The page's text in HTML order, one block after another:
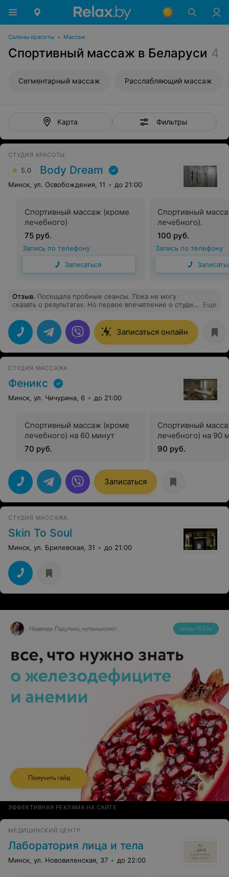
Салоны красоты • Массаж
Спортивный массаж в Беларуси 4
Сегментарный массаж Расслабляющий массаж
Карта Фильтры
СТУДИЯ КРАСОТЫ
5.0 Body Dream
Минск, ул. Освобождения, 11 до 21:00
Спортивный массаж (кроме
лечебного)
75 руб.
Запись по телефону
Записаться
Спортивный
лечебного).
100 руб.
Запись по телефону
Отзыв. Посещала пробные сеансы. Пока не могу
сказать о результатах. Но первое впечатление о студии
аккуратно. Расположена студия в центре города.
Мастер Юля приветливая, эмоционально настраивала
на процедуру, во время процедуры неоднократно
спрашивала какие зоны лучше проработать. Процедуру
выполнила на двух аппаратах хорошо
Еще
Записаться онлайн
СТУДИЯ МАССАЖА
Феникс
Минск, ул. Чичурина, 6 до 21:00
Спортивный массаж (кроме
лечебного) на 60 минут
70 руб.
Спортивный
лечебного) на 90
90 руб.
Записаться
СТУДИЯ МАССАЖА
Skin To Soul
Минск, ул. Брилевская, 31 до 21:00
ЭФФЕКТИВНАЯ РЕКЛАМА НА САЙТЕ
МЕДИЦИНСКИЙ ЦЕНТР
Лаборатория лица и тела
Минск, ул. Нововиленская, 37 до 22:00